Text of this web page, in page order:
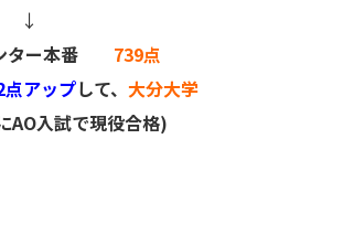
ター本番 739点
点アップして、 大分大学
AO入試で現役合格)